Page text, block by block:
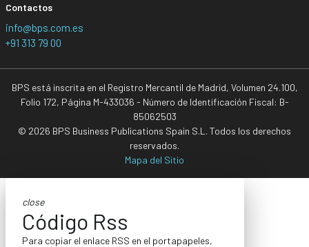
Contactos
info@bps.com.es
+91 313 79 00
BPS está inscrita en el Registro Mercantil de Madrid, Volumen 24.100,
Folio 172, Página M-433036 - Número de Identificación Fiscal: B-
85062503
© 2026 BPS Business Publications Spain S.L. Todos los derechos
reservados.
Mapa del Sitio
close
Código Rss
Para copiar el enlace RSS en el portapapeles,